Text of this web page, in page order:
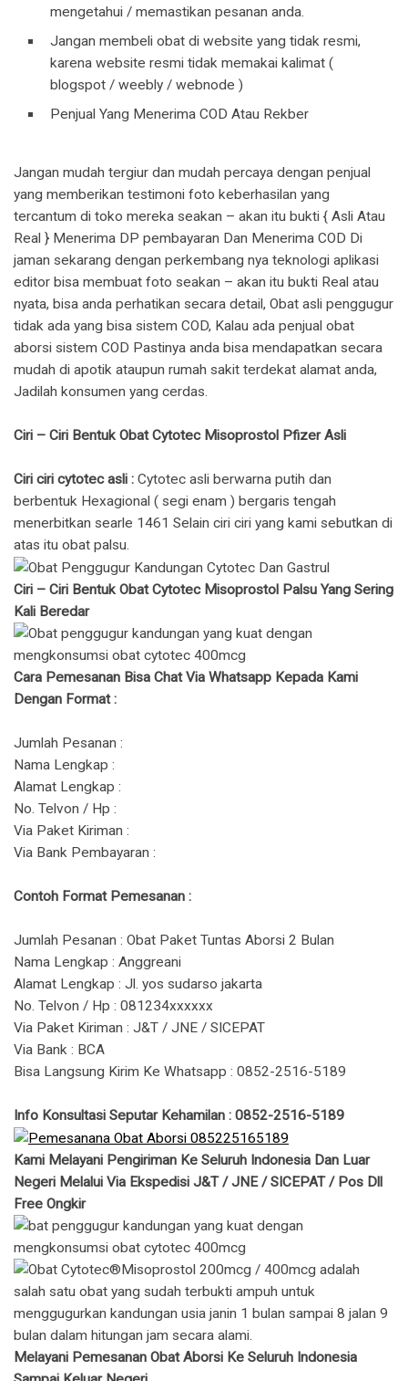
mengetahui / memastikan pesanan anda.
Jangan membeli obat di website yang tidak resmi,
karena website resmi tidak memakai kalimat (
blogspot / weebly / webnode )
Penjual Yang Menerima COD Atau Rekber
Jangan mudah tergiur dan mudah percaya dengan penjual
yang memberikan testimoni foto keberhasilan yang
tercantum di toko mereka seakan – akan itu bukti { Asli Atau
Real } Menerima DP pembayaran Dan Menerima COD Di
jaman sekarang dengan perkembang nya teknologi aplikasi
editor bisa membuat foto seakan – akan itu bukti Real atau
nyata, bisa anda perhatikan secara detail, Obat asli penggugur
tidak ada yang bisa sistem COD, Kalau ada penjual obat
aborsi sistem COD Pastinya anda bisa mendapatkan secara
mudah di apotik ataupun rumah sakit terdekat alamat anda,
Jadilah konsumen yang cerdas.
Ciri – Ciri Bentuk Obat Cytotec Misoprostol Pfizer Asli
Ciri ciri cytotec asli : Cytotec asli berwarna putih dan
berbentuk Hexagional ( segi enam ) bergaris tengah
menerbitkan searle 1461 Selain ciri ciri yang kami sebutkan di
atas itu obat palsu.
Ciri – Ciri Bentuk Obat Cytotec Misoprostol Palsu Yang Sering
Kali Beredar
Cara Pemesanan Bisa Chat Via Whatsapp Kepada Kami
Dengan Format :
Jumlah Pesanan :
Nama Lengkap :
Alamat Lengkap :
No. Telvon / Hp :
Via Paket Kiriman :
Via Bank Pembayaran :
Contoh Format Pemesanan :
Jumlah Pesanan : Obat Paket Tuntas Aborsi 2 Bulan
Nama Lengkap : Anggreani
Alamat Lengkap : Jl. yos sudarso jakarta
No. Telvon / Hp : 081234xxxxxx
Via Paket Kiriman : J&T / JNE / SICEPAT
Via Bank : BCA
Bisa Langsung Kirim Ke Whatsapp : 0852-2516-5189
Info Konsultasi Seputar Kehamilan : 0852-2516-5189
Kami Melayani Pengiriman Ke Seluruh Indonesia Dan Luar
Negeri Melalui Via Ekspedisi J&T / JNE / SICEPAT / Pos Dll
Free Ongkir
Melayani Pemesanan Obat Aborsi Ke Seluruh Indonesia